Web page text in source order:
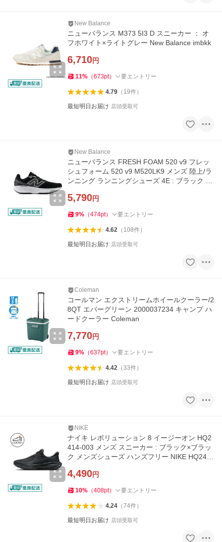
New Balance
ニューバランス M373 5I3 D スニーカー ： オ
フホワイト×ライトグレー New Balance imbkk
6,710円
11% （673pt） 要エントリー
4.79（ 19件）
最短明日お届け 店頭受取可
New Balance
ニューバランス FRESH FOAM 520 v9 フレッ
シュフォーム 520 v9 M520LK9 メンズ 陸上/ラ
ンニング ランニングシューズ 4E : ブラック N
5,790円
9% （474pt） 要エントリー
4.62（ 108件）
最短明日お届け 店頭受取可
Coleman
コールマン エクストリームホイールクーラー/2
8QT エバーグリーン 2000037234 キャンプ ハ
ードクーラー Coleman
7,770円
9% （637pt） 要エントリー
4.42（33件）
最短明日お届け 店頭受取可
NIKE
ナイキ レボリューション 8 イージーオン HQ2
414-003 メンズ スニーカー : ブラック×ブラッ
ク メンズシューズ ハンズフリー NIKE HQ241
4,490円
10% （408pt） 要エントリー
4.24（74件）
最短明日お届け 店頭受取可